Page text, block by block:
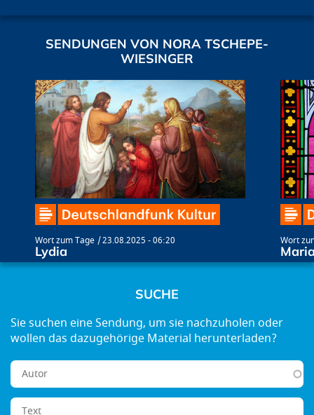
SENDUNGEN VON NORA TSCHEPE-
WIESINGER
Wort zum Tage 23.08.2025 - 06:20
Lydia
Wort
SUCHE